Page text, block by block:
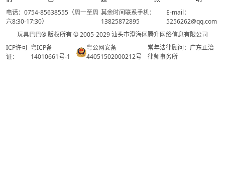
电话：0754-85638555（周一至周
六8:30-17:30）
其余时间联系手机：
13825872895
E-mail：
5256262@qq.com
玩具巴巴® 版权所有 © 2005-2029 汕头市澄海区腾升网络信息有限公司
ICP许可
证：
粤ICP备
14010661号-1
粤公网安备
44051502000212号
常年法律顾问：广东正治
律师事务所